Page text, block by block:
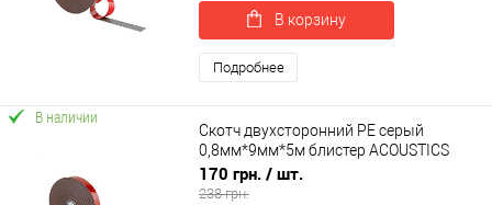
В корзину
Подробнее
В наличии
Скотч двухсторонний PE серый
0,8мм*9мм*5м блистер ACOUSTICS
CARFIX (50029B)
170 грн. / шт.
238 грн.